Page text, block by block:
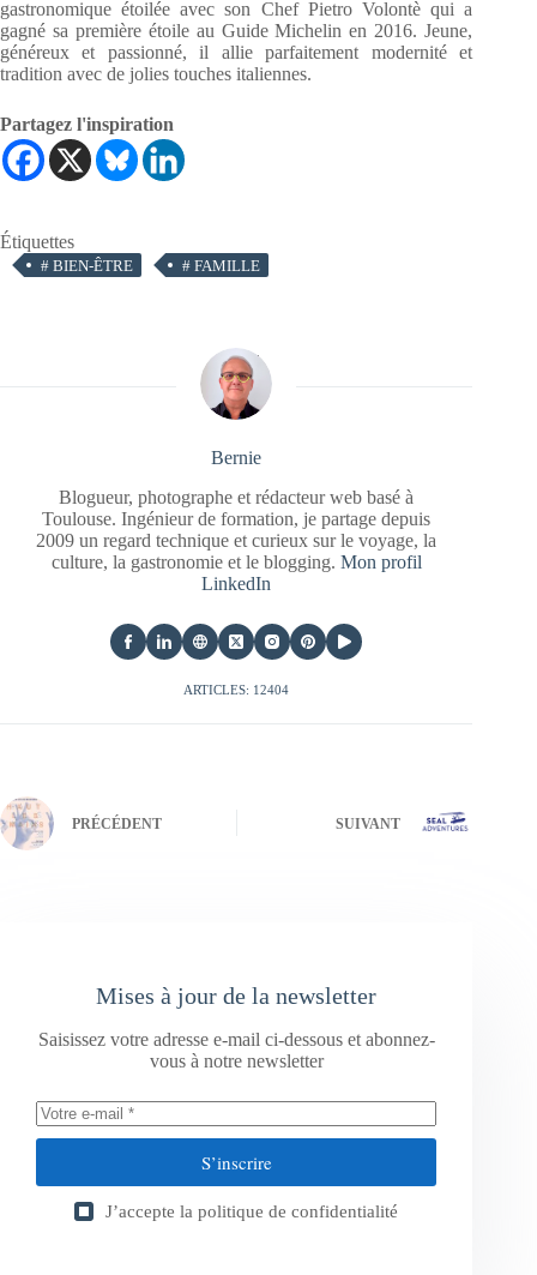
gastronomique étoilée avec son Chef Pietro Volontè qui a
gagné sa première étoile au Guide Michelin en 2016. Jeune,
généreux et passionné, il allie parfaitement modernité et
tradition avec de jolies touches italiennes.
Partagez l'inspiration
Étiquettes
# BIEN-ÊTRE # FAMILLE
Bernie
Blogueur, photographe et rédacteur web basé à
Toulouse. Ingénieur de formation, je partage depuis
2009 un regard technique et curieux sur le voyage, la
culture, la gastronomie et le blogging. Mon profil
LinkedIn
ARTICLES: 12404
PRÉCÉDENT SUIVANT
Mises à jour de la newsletter
Saisissez votre adresse e-mail ci-dessous et abonnez-
vous à notre newsletter
S’inscrire
J’accepte la politique de confidentialité